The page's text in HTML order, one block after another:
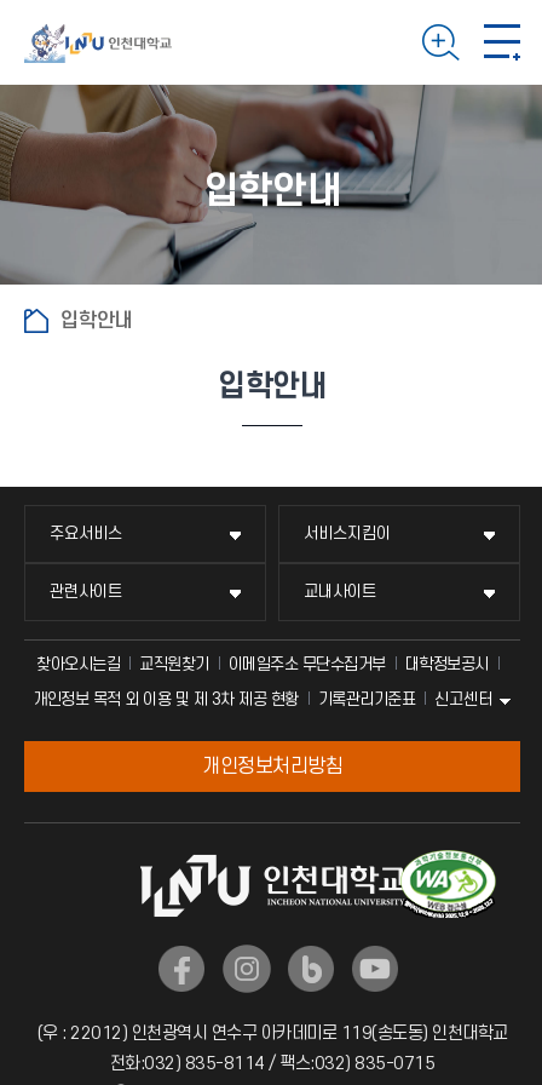
입학안내
입학안내
입학안내
주요서비스 서비스지킴이
관련사이트 교내사이트
찾아오시는길 교직원찾기 이메일주소 무단수집거부
대학정보공시
개인정보 목적 외 이용 및 제 3차 제공 현황
기록관리기준표 신고센터
개인정보처리방침
(우 : 22012) 인천광역시 연수구 아카데미로 119(송도동) 인천대학교
전화:032) 835-8114 / 팩스:032) 835-0715